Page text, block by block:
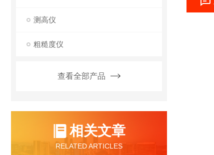
测高仪
粗糙度仪
查看全部产品
相关文章
RELATED ARTICLES